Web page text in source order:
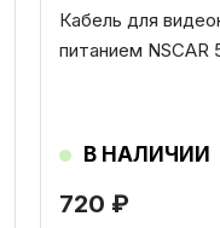
720 ₽
Кабель для
питанием NSCAR
В НАЛИЧИИ